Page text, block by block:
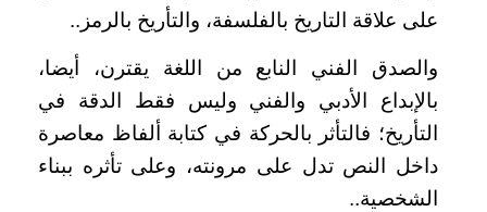
على علاقة التاريخ بالفلسفة، والتأريخ بالرمز..
والصدق الفني النابع من اللغة يقترن، أيضا،
بالإبداع الأدبي والفني وليس فقط الدقة في
التأريخ؛ فالتأثر بالحركة في كتابة ألفاظ معاصرة
داخل النص تدل على مرونته، وعلى تأثره ببناء
الشخصية..